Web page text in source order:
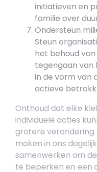
initiatieven en
familie over
Ondersteun
Steun
het behoud
tegengaan van
in de vorm van
actieve
Onthoud dat elke
individuele acties
grotere
maken in ons
samenwerken om
te beperken en een